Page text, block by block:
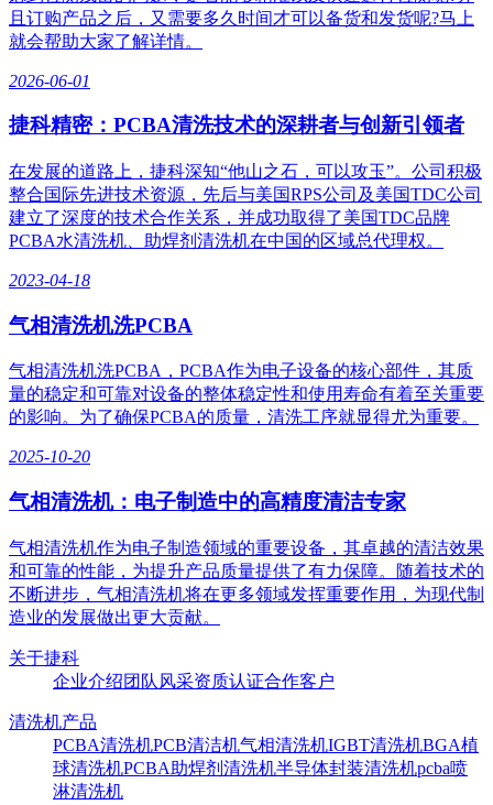
且订购产品之后，又需要多久时间才可以备货和发货呢?马上
就会帮助大家了解详情。
2026-06-01
捷科精密：PCBA清洗技术的深耕者与创新引领者
在发展的道路上，捷科深知“他山之石，可以攻玉”。公司积极
整合国际先进技术资源，先后与美国RPS公司及美国TDC公司
建立了深度的技术合作关系，并成功取得了美国TDC品牌
PCBA水清洗机、助焊剂清洗机在中国的区域总代理权。
2023-04-18
气相清洗机洗PCBA
气相清洗机洗PCBA，PCBA作为电子设备的核心部件，其质
量的稳定和可靠对设备的整体稳定性和使用寿命有着至关重要
的影响。为了确保PCBA的质量，清洗工序就显得尤为重要。
2025-10-20
气相清洗机：电子制造中的高精度清洁专家
气相清洗机作为电子制造领域的重要设备，其卓越的清洁效果
和可靠的性能，为提升产品质量提供了有力保障。随着技术的
不断进步，气相清洗机将在更多领域发挥重要作用，为现代制
造业的发展做出更大贡献。
关于捷科
企业介绍团队风采资质认证合作客户
清洗机产品
PCBA清洗机PCB清洁机气相清洗机IGBT清洗机BGA植
球清洗机PCBA助焊剂清洗机半导体封装清洗机pcba喷
淋清洗机